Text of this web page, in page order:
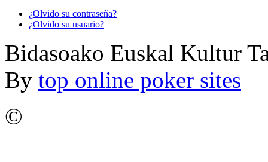
¿Olvido su contraseña?
¿Olvido su usuario?
Bidasoako Euskal Kultur
By top online poker sites
©